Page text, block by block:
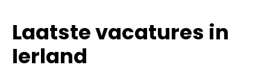
Laatste vacatures in
Ierland